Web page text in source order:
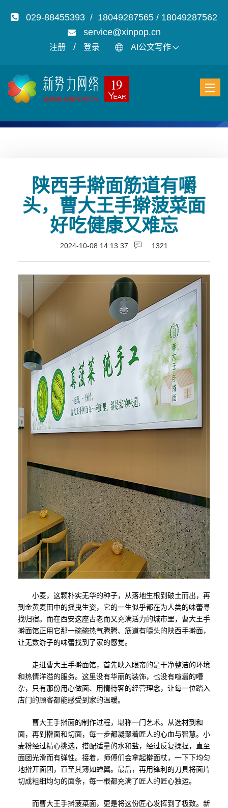
029-88455393 / 18049287565 / 18049287562
service@xinpop.cn
注册 / 登录 AI公文写作
陕西手擀面筋道有嚼
头，曹大王手擀菠菜面
好吃健康又难忘
2024-10-08 14:13:37 1321
小麦，这颗朴实无华的种子，从落地生根到破土而出，再
到金黄麦田中的摇曳生姿，它的一生似乎都在为人类的味蕾寻
找归宿。而在西安这座古老而又充满活力的城市里，曹大王手
擀面馆正用它那一碗碗热气腾腾、筋道有嚼头的陕西手擀面，
让无数游子的味蕾找到了家的感觉。
走进曹大王手擀面馆，首先映入眼帘的是干净整洁的环境
和热情洋溢的服务。这里没有华丽的装饰，也没有喧嚣的嘈
杂，只有那份用心做面、用情待客的经营理念，让每一位踏入
店门的顾客都能感受到家的温暖。
曹大王手擀面的制作过程，堪称一门艺术。从选材到和
面，再到擀面和切面，每一步都凝聚着匠人的心血与智慧。小
麦粉经过精心挑选，搭配适量的水和盐，经过反复揉捏，直至
面团光滑而有弹性。接着，师傅们会拿起擀面杖，一下下均匀
地擀开面团，直至其薄如蝉翼。最后，再用锋利的刀具将面片
切成粗细均匀的面条，每一根都充满了匠人的匠心独运。
而曹大王手擀菠菜面，更是将这份匠心发挥到了极致。新